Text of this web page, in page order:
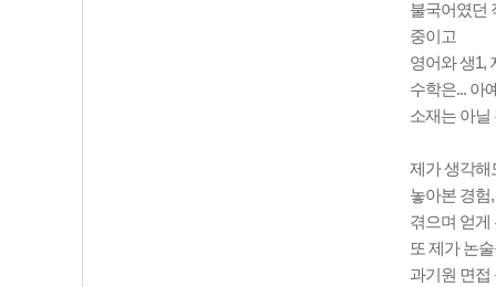
불국어였던
중이고
영어와 생1,
수학은... 아
소재는 아닐
제가 생각해
놓아본 경험
겪으며 얻게
또 제가 논
과기원 면접